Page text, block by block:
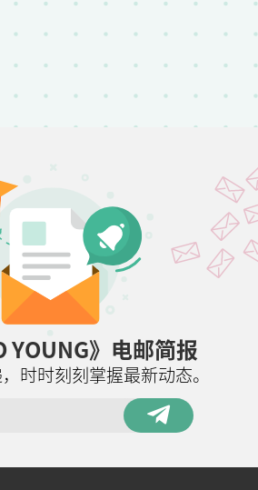
YOUNG》电邮简报
时时刻刻掌握最新动态。